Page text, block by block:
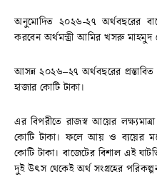
অনুমোদিত ২০২৬-২৭ অর্থবছরের
করবেন অর্থমন্ত্রী আমির খসরু মাহমুদ
আসন্ন ২০২৬–২৭ অর্থবছরের
হাজার কোটি টাকা।
এর বিপরীতে রাজস্ব আয়ের
কোটি টাকা। ফলে আয় ও ব্যয়ের
কোটি টাকা। বাজেটের বিশাল এই
দুই উৎস থেকেই অর্থ সংগ্রহের